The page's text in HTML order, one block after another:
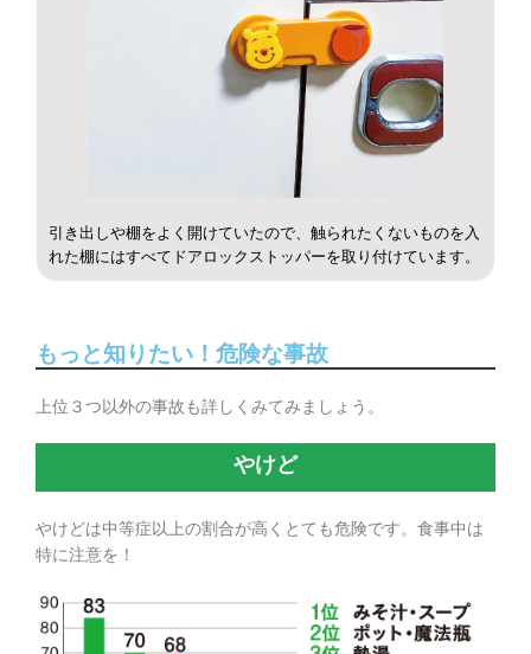
引き出しや棚をよく開けていたので、触られたくないものを入
れた棚にはすべてドアロックストッパーを取り付けています。
もっと知りたい！危険な事故
上位３つ以外の事故も詳しくみてみましょう。
やけど
やけどは中等症以上の割合が高くとても危険です。食事中は
特に注意を！